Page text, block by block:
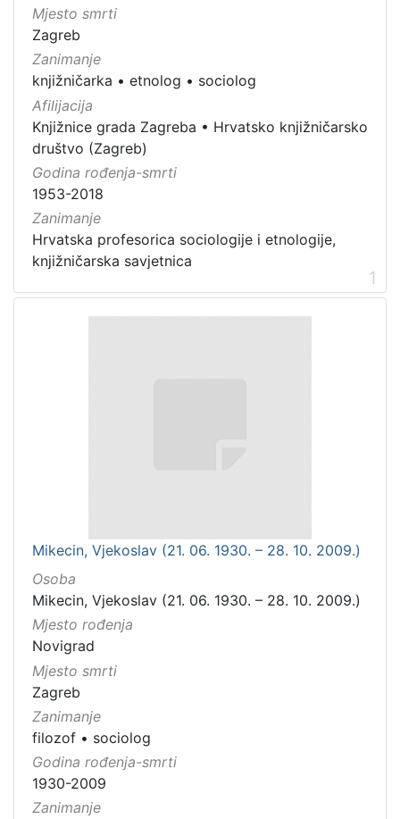
Mjesto smrti
Zagreb
Zanimanje
knjižničarka • etnolog • sociolog
Afilijacija
Knjižnice grada Zagreba • Hrvatsko knjižničarsko
društvo (Zagreb)
Godina rođenja-smrti
1953-2018
Zanimanje
Hrvatska profesorica sociologije i etnologije,
knjižničarska savjetnica
1
Mikecin, Vjekoslav (21. 06. 1930. – 28. 10. 2009.)
Osoba
Mikecin, Vjekoslav (21. 06. 1930. – 28. 10. 2009.)
Mjesto rođenja
Novigrad
Mjesto smrti
Zagreb
Zanimanje
filozof • sociolog
Godina rođenja-smrti
1930-2009
Zanimanje